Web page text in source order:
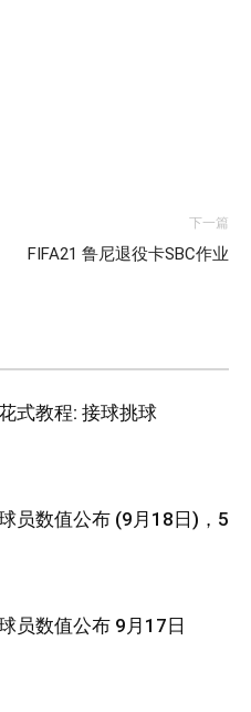
下一篇
FIFA21 鲁尼退役卡SBC作业
式教程: 接球挑球
员数值公布 (9月18日)，5
员数值公布 9月17日